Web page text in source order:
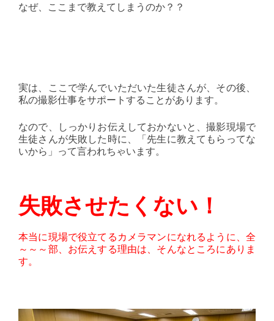
なぜ、ここまで教えてしまうのか？？
実は、ここで学んでいただいた生徒さんが、その後、
私の撮影仕事をサポートすることがあります。
なので、しっかりお伝えしておかないと、撮影現場で
生徒さんが失敗した時に、「先生に教えてもらってな
いから」って言われちゃいます。
失敗させたくない！
本当に現場で役立てるカメラマンになれるように、全
～～～部、お伝えする理由は、そんなところにありま
す。